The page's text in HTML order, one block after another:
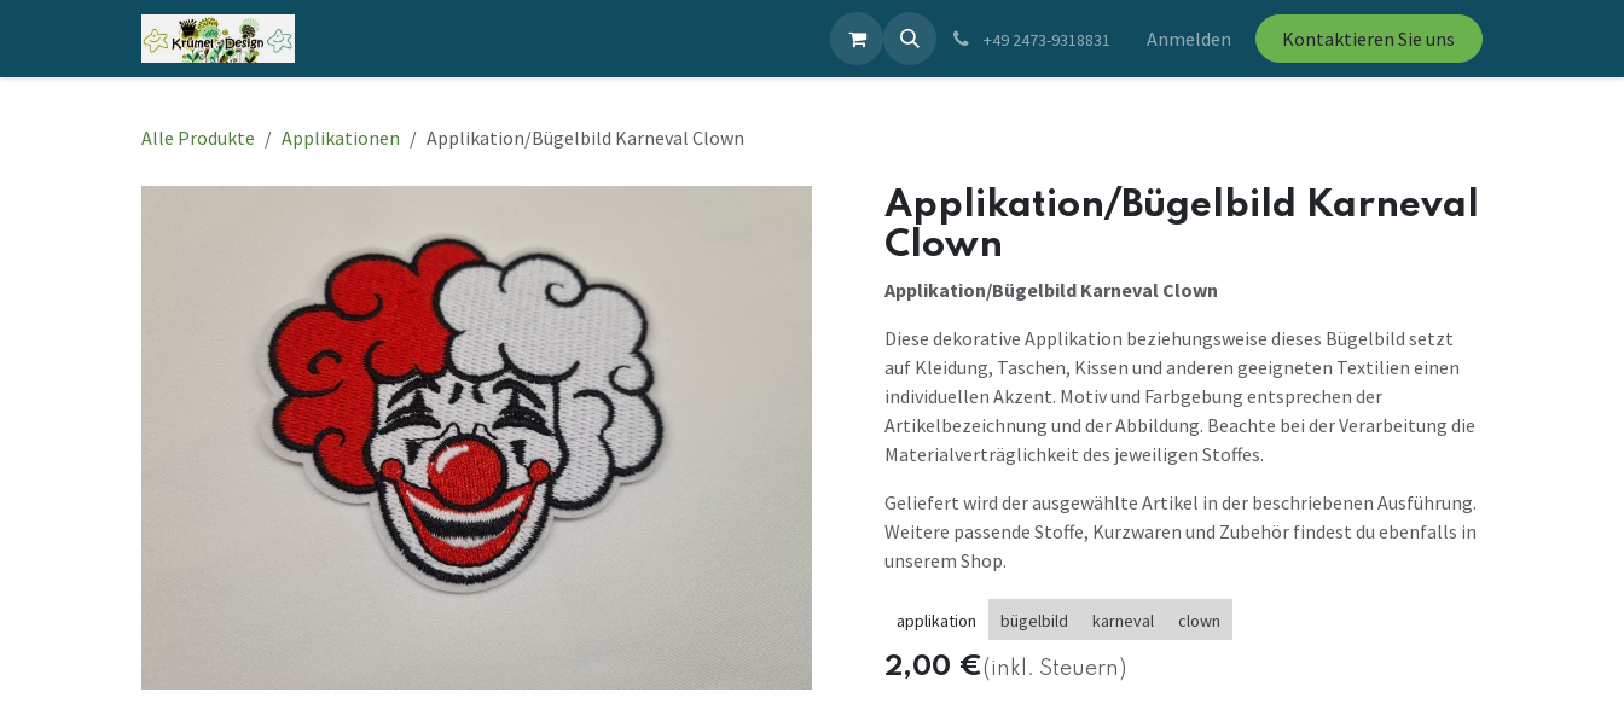
Zum Inhalt springen
+49 2473-9318831 Anmelden Kontaktieren Sie uns
Alle Produkte Applikationen Applikation/Bügelbild Karneval Clown
Applikation/Bügelbild Karneval
Clown
Applikation/Bügelbild Karneval Clown
Diese dekorative Applikation beziehungsweise dieses Bügelbild setzt
auf Kleidung, Taschen, Kissen und anderen geeigneten Textilien einen
individuellen Akzent. Motiv und Farbgebung entsprechen der
Artikelbezeichnung und der Abbildung. Beachte bei der Verarbeitung die
Materialverträglichkeit des jeweiligen Stoffes.
Geliefert wird der ausgewählte Artikel in der beschriebenen Ausführung.
Weitere passende Stoffe, Kurzwaren und Zubehör findest du ebenfalls in
unserem Shop.
applikation bügelbild karneval clown
2,00 €(inkl. Steuern)